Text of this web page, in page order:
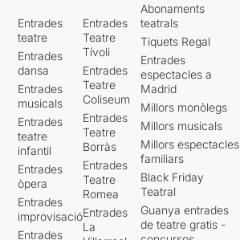
Entrades
teatre
Entrades
dansa
Entrades
musicals
Entrades
teatre
infantil
Entrades
òpera
Entrades
improvisació
Entrades
Entrades
Teatre
Tívoli
Entrades
Teatre
Coliseum
Entrades
Teatre
Borràs
Entrades
Teatre
Romea
Entrades
La
Abonaments
teatrals
Tiquets Regal
Entrades
espectacles a
Madrid
Millors monòlegs
Millors musicals
Millors espectacles
familiars
Black Friday
Teatral
Guanya entrades
de teatre gratis -